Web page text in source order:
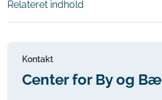
Relateret indhold
Kontakt
Center for By og